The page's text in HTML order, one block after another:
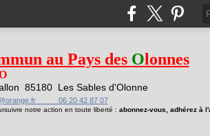
au Pays des Olonnes
85180 Les Sables d'Olonne
06 20 42 87 07
notre action en toute liberté : abonnez-vous, adhérez à